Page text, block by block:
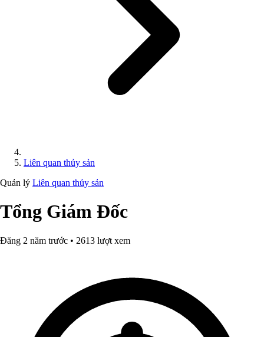
Liên quan thủy sản
Quản lý Liên quan thủy sản
Tổng Giám Đốc
Đăng 2 năm trước • 2613 lượt xem